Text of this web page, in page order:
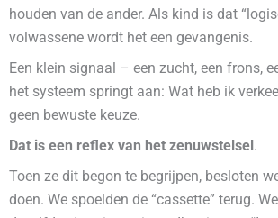
houden van de ander. Als kind is dat
volwassene wordt het een gevangenis.
Een klein signaal – een zucht, een frons,
het systeem springt aan: Wat heb ik
geen bewuste keuze.
Dat is een reflex van het zenuwstelsel.
Toen ze dit begon te begrijpen, besloten
doen. We spoelden de “cassette” terug.